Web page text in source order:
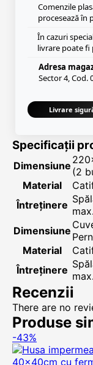
Comenzile
procesează în
În cazuri
livrare poate
Adresa
Sector 4, Cod.
Livrare
Specificații
Dimensiune (2
Material
Întreținere
Dimensiune
Material
Întreținere
Recenzii
There are no
Produse
-43%